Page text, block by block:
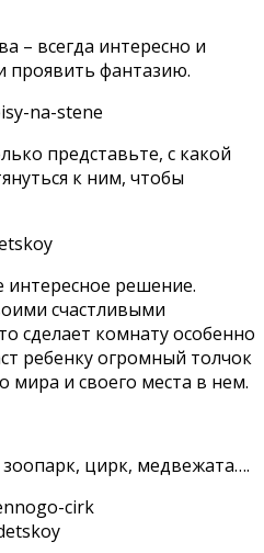
– всегда интересно и
проявить фантазию.
представьте, с какой
к ним, чтобы
решение.
счастливыми
сделает комнату особенно
ребенку огромный толчок
и своего места в нем.
цирк, медвежата….